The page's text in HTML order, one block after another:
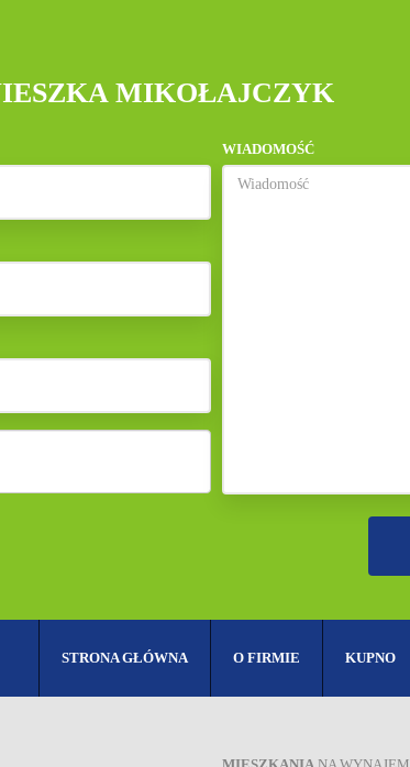
MIKOŁAJCZYK
WIADOMOŚĆ
STRONA GŁÓWNA O FIRMIE KUPNO